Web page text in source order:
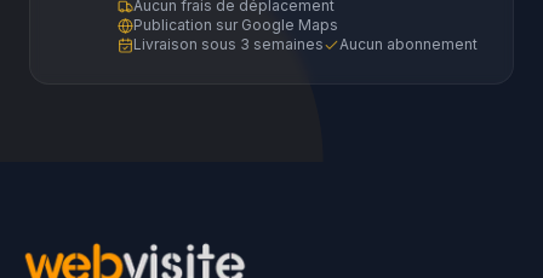
Aucun frais de déplacement
Publication sur Google Maps
Livraison sous 3 semaines
Aucun abonnement